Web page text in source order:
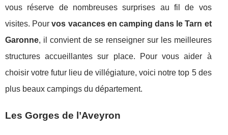
vous réserve de nombreuses surprises au fil de vos
visites. Pourvos vacances en camping dans le Tarn et
Garonne, il convient de se renseigner sur les meilleures
structures accueillantes sur place. Pour vous aider à
choisir votre futur lieu de villégiature, voici notre top 5 des
plus beaux campings du département.
Les Gorges de l’Aveyron